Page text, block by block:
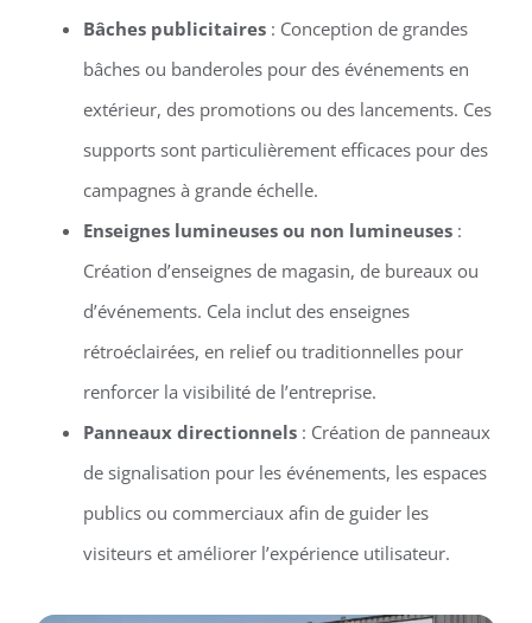
Bâches publicitaires: Conception de grandes
bâches ou banderoles pour des événements en
extérieur, des promotions ou des lancements. Ces
supports sont particulièrement efficaces pour des
campagnes à grande échelle.
Enseignes lumineuses ou non lumineuses:
Création d’enseignes de magasin, de bureaux ou
d’événements. Cela inclut des enseignes
rétroéclairées, en relief ou traditionnelles pour
renforcer la visibilité de l’entreprise.
Panneaux directionnels: Création de panneaux
de signalisation pour les événements, les espaces
publics ou commerciaux afin de guider les
visiteurs et améliorer l’expérience utilisateur.